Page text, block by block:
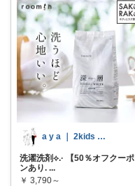
a y a ｜ 2kids mom
洗濯洗剤⟡.· 【50％オフクーポ
ンあり. ...
￥ 3,790～